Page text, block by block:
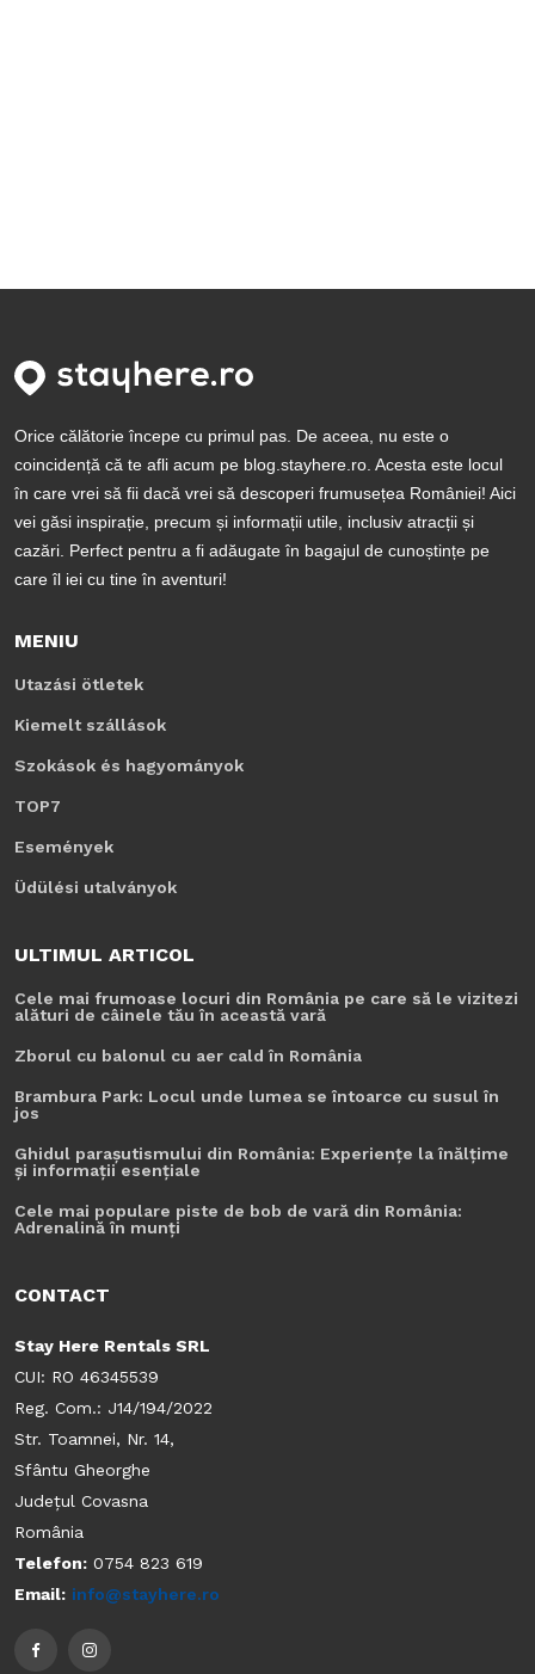
Orice călătorie începe cu primul pas. De aceea, nu este o
coincidență că te afli acum pe blog.stayhere.ro. Acesta este locul
în care vrei să fii dacă vrei să descoperi frumusețea României! Aici
vei găsi inspirație, precum și informații utile, inclusiv atracții și
cazări. Perfect pentru a fi adăugate în bagajul de cunoștințe pe
care îl iei cu tine în aventuri!
MENIU
Utazási ötletek
Kiemelt szállások
Szokások és hagyományok
TOP7
Események
Üdülési utalványok
ULTIMUL ARTICOL
Cele mai frumoase locuri din România pe care să le vizitezi
alături de câinele tău în această vară
Zborul cu balonul cu aer cald în România
Brambura Park: Locul unde lumea se întoarce cu susul în
jos
Ghidul parașutismului din România: Experiențe la înălțime
și informații esențiale
Cele mai populare piste de bob de vară din România:
Adrenalină în munți
CONTACT
Stay Here Rentals SRL
CUI: RO 46345539
Reg. Com.: J14/194/2022
Str. Toamnei, Nr. 14,
Sfântu Gheorghe
Județul Covasna
România
Telefon: 0754 823 619
Email: info@stayhere.ro